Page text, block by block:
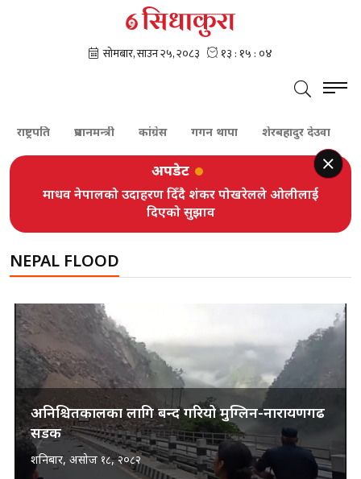
राष्ट्रपति प्रधानमन्त्री कांग्रेस गगन थापा शेरबहादुर देउवा
अपडेट
माधव नेपालको उदाहरण दिँदै शंकर पोखरेलले ओलीलाई
दिएको सुझाव
NEPAL FLOOD
अनिश्चितकालका लागि बन्द गरियो मुग्लिन-नारायणगढ
सडक
शनिबार, असोज १८, २०८२